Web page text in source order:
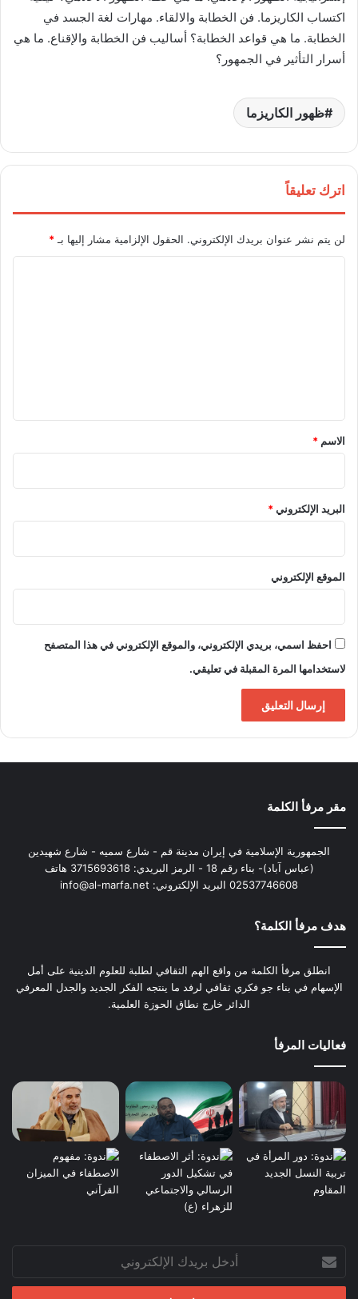
اكتساب الكاريزما. فن الخطابة والالقاء. مهارات لغة الجسد في
الخطابة. ما هي قواعد الخطابة؟ أساليب فن الخطابة والإقناع. ما هي
أسرار التأثير في الجمهور؟
ظهور الكاريزما
اترك تعليقاً
لن يتم نشر عنوان بريدك الإلكتروني. الحقول الإلزامية مشار إليها بـ *
*
الاسم *
البريد الإلكتروني*
الموقع الإلكتروني
احفظ اسمي، بريدي الإلكتروني، والموقع الإلكتروني في هذا المتصفح
لاستخدامها المرة المقبلة في تعليقي.
مقر مرفأ الكلمة
الجمهورية الإسلامية في إيران مدينة قم - شارع سميه - شارع شهيدين
(عباس آباد)- بناء رقم 18 - الرمز البريدي: 3715693618 هاتف
02537746608 البريد الإلكتروني: info@al-marfa.net
هدف مرفأ الكلمة؟
انطلق مرفأ الكلمة من واقع الهم الثقافي لطلبة للعلوم الدينية على أمل
الإسهام في بناء جو فكري ثقافي لرفد ما ينتجه الفكر الجديد والجدل المعرفي
الدائر خارج نطاق الحوزة العلمية.
فعاليات المرفأ
بريدك
الإلكتروني